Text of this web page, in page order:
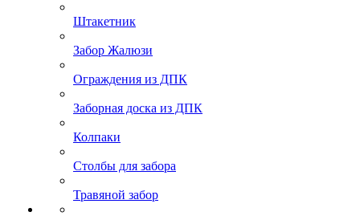
Штакетник
Забор Жалюзи
Ограждения из ДПК
Заборная доска из ДПК
Колпаки
Столбы для забора
Травяной забор